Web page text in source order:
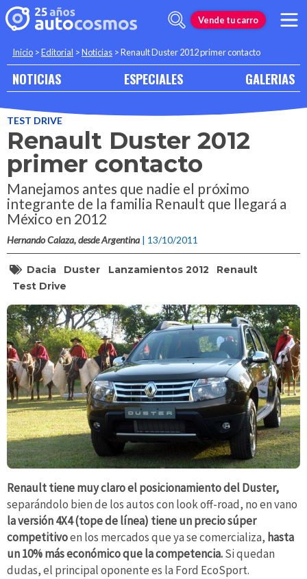
Vende tu carro
Inicio >Editorial >Noticias >Renault Duster 2012 primer contacto
NOTICIAS ESPECIALES GALERIAS
TEST DRIVE
Renault Duster 2012
primer contacto
Manejamos antes que nadie el próximo
integrante de la familia Renault que llegará a
México en 2012
Hernando Calaza, desde Argentina | 13/10/2011
Dacia Duster Lanzamientos 2012
Renault
Test Drive
Renault tiene muy claro el posicionamiento del Duster,
separándolo bien de los autos con look off-road, no en vano
la versión 4X4 (tope de línea) tiene un precio súper
competitivoen los mercados que ya se comercializa, hasta
un 10% más económico que la competencia.Si quedan
dudas, el principal oponente es la Ford EcoSport.